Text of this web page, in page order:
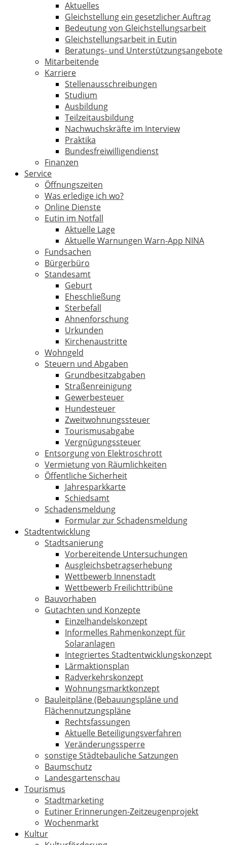
Aktuelles
Gleichstellung ein gesetzlicher Auftrag
Bedeutung von Gleichstellungsarbeit
Gleichstellungsarbeit in Eutin
Beratungs- und Unterstützungsangebote
Mitarbeitende
Karriere
Stellenausschreibungen
Studium
Ausbildung
Teilzeitausbildung
Nachwuchskräfte im Interview
Praktika
Bundesfreiwilligendienst
Finanzen
Service
Öffnungszeiten
Was erledige ich wo?
Online Dienste
Eutin im Notfall
Aktuelle Lage
Aktuelle Warnungen Warn-App NINA
Fundsachen
Bürgerbüro
Standesamt
Geburt
Eheschließung
Sterbefall
Ahnenforschung
Urkunden
Kirchenaustritte
Wohngeld
Steuern und Abgaben
Grundbesitzabgaben
Straßenreinigung
Gewerbesteuer
Hundesteuer
Zweitwohnungssteuer
Tourismusabgabe
Vergnügungssteuer
Entsorgung von Elektroschrott
Vermietung von Räumlichkeiten
Öffentliche Sicherheit
Jahresparkkarte
Schiedsamt
Schadensmeldung
Formular zur Schadensmeldung
Stadtentwicklung
Stadtsanierung
Vorbereitende Untersuchungen
Ausgleichsbetragserhebung
Wettbewerb Innenstadt
Wettbewerb Freilichttribüne
Bauvorhaben
Gutachten und Konzepte
Einzelhandelskonzept
Informelles Rahmenkonzept für
Solaranlagen
Integriertes Stadtentwicklungskonzept
Lärmaktionsplan
Radverkehrskonzept
Wohnungsmarktkonzept
Bauleitpläne (Bebauungspläne und
Flächennutzungspläne
Rechtsfassungen
Aktuelle Beteiligungsverfahren
Veränderungssperre
sonstige Städtebauliche Satzungen
Baumschutz
Landesgartenschau
Tourismus
Stadtmarketing
Eutiner Erinnerungen-Zeitzeugenprojekt
Wochenmarkt
Kultur